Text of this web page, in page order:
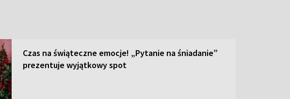
Czas na świąteczne emocje! „Pytanie na śniadanie”
prezentuje wyjątkowy spot